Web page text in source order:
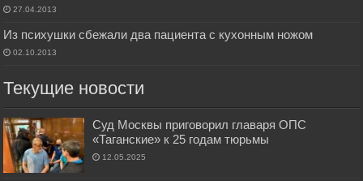
27.04.2013
Из психушки сбежали два пациента с кухонным ножом
02.10.2013
Текущие новости
Суд Москвы приговорил главаря ОПС
«Таганские» к 25 годам тюрьмы
12.05.2025